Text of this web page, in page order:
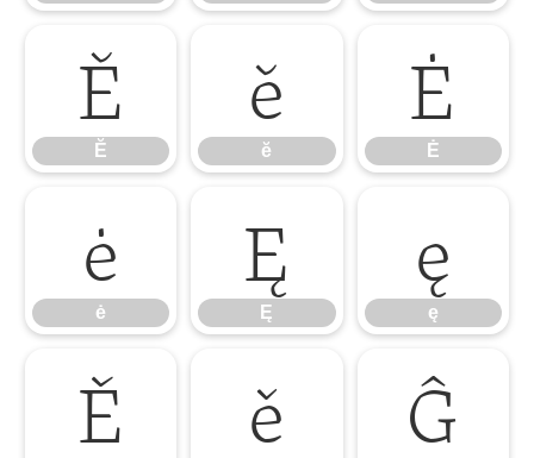
Ĕ
Ĕ
ĕ
ĕ
Ė
Ė
ė
ė
Ę
Ę
ę
ę
Ě ě Ĝ